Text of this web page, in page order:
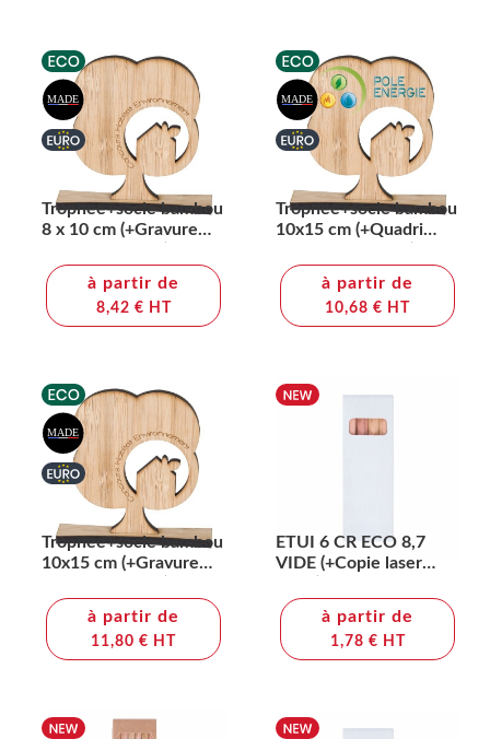
Trophee+socle bambou
8 x 10 cm (+Gravure
à partir de
8,42 € HT
Trophee+socle bambou
10x15 cm (+Quadri
à partir de
10,68 € HT
Trophee+socle bambou
10x15 cm (+Gravure
à partir de
11,80 € HT
ETUI 6 CR ECO 8,7
VIDE (+Copie laser
à partir de
1,78 € HT